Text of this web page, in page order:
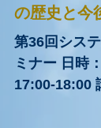
の歴史と今
第36回シス
ミナー 日時： 令和5年1月16日（月）
17:00-18:00 講演要旨：関節リウマチ